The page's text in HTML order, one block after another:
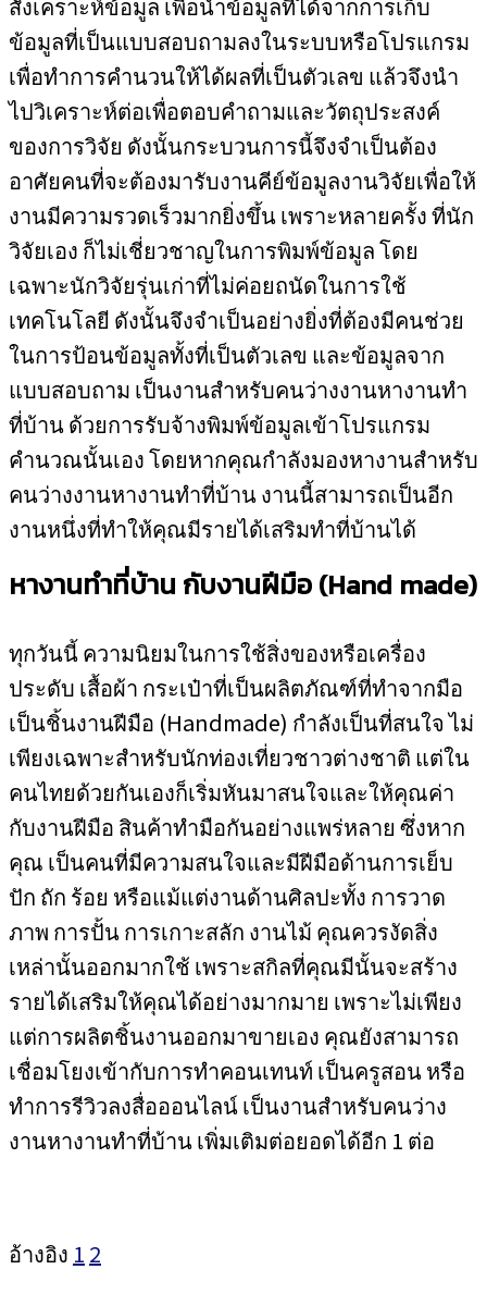
ข้อมูลที่เป็นแบบสอบถามลงในระบบหรือโปรแกรม
เพื่อทำการคำนวนให้ได้ผลที่เป็นตัวเลข แล้วจึงนำ
ไปวิเคราะห์ต่อเพื่อตอบคำถามและวัตถุประสงค์
ของการวิจัย ดังนั้นกระบวนการนี้จึงจำเป็นต้อง
อาศัยคนที่จะต้องมารับงานคีย์ข้อมูลงานวิจัยเพื่อให้
งานมีความรวดเร็วมากยิ่งขึ้น เพราะหลายครั้ง ที่นัก
วิจัยเอง ก็ไม่เชี่ยวชาญในการพิมพ์ข้อมูล โดย
เฉพาะนักวิจัยรุ่นเก่าที่ไม่ค่อยถนัดในการใช้
เทคโนโลยี ดังนั้นจึงจำเป็นอย่างยิ่งที่ต้องมีคนช่วย
ในการป้อนข้อมูลทั้งที่เป็นตัวเลข และข้อมูลจาก
แบบสอบถาม เป็นงานสำหรับคนว่างงานหางานทำ
ที่บ้าน ด้วยการรับจ้างพิมพ์ข้อมูลเข้าโปรแกรม
คำนวณนั้นเอง โดยหากคุณกำลังมองหางานสำหรับ
คนว่างงานหางานทำที่บ้าน งานนี้สามารถเป็นอีก
งานหนึ่งที่ทำให้คุณมีรายได้เสริมทำที่บ้านได้
หางานทำที่บ้าน กับงานฝีมือ(Hand made)
ทุกวันนี้ ความนิยมในการใช้สิ่งของหรือเครื่อง
ประดับ เสื้อผ้า กระเป๋าที่เป็นผลิตภัณฑ์ที่ทำจากมือ
เป็นชิ้นงานฝีมือ (Handmade) กำลังเป็นที่สนใจ ไม่
เพียงเฉพาะสำหรับนักท่องเที่ยวชาวต่างชาติ แต่ใน
คนไทยด้วยกันเองก็เริ่มหันมาสนใจและให้คุณค่า
กับงานฝีมือ สินค้าทำมือกันอย่างแพร่หลาย ซึ่งหาก
คุณ เป็นคนที่มีความสนใจและมีฝีมือด้านการเย็บ
ปัก ถัก ร้อย หรือแม้แต่งานด้านศิลปะทั้ง การวาด
ภาพ การปั้น การเกาะสลัก งานไม้ คุณควรงัดสิ่ง
เหล่านั้นออกมากใช้ เพราะสกิลที่คุณมีนั้นจะสร้าง
รายได้เสริมให้คุณได้อย่างมากมาย เพราะไม่เพียง
แต่การผลิตชิ้นงานออกมาขายเอง คุณยังสามารถ
เชื่อมโยงเข้ากับการทำคอนเทนท์ เป็นครูสอน หรือ
ทำการรีวิวลงสื่อออนไลน์ เป็นงานสำหรับคนว่าง
งานหางานทำที่บ้าน เพิ่มเติมต่อยอดได้อีก 1 ต่อ
อ้างอิง 1 2